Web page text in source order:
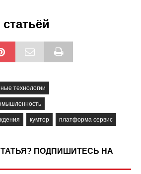
технологии
кумтор платформа сервис
ПОДПИШИТЕСЬ НА